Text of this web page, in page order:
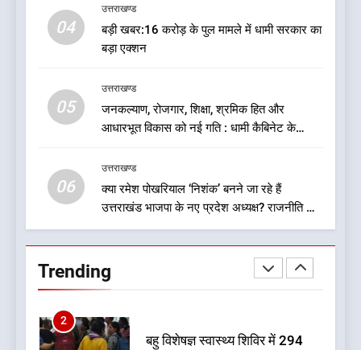
04
उत्तराखण्ड
बड़ी खबर:16 करोड़ के पुल मामले में धामी सरकार का
बड़ा एक्शन
05
उत्तराखण्ड
जनकल्याण, रोजगार, शिक्षा, श्रमिक हित और
आधारभूत विकास को नई गति : धामी कैबिनेट के
06
उत्तराखण्ड
क्या रमेश पोखरियाल ‘निशंक’ बनने जा रहे हैं
उत्तराखंड भाजपा के नए प्रदेश अध्यक्ष? राजनीति के
गलियारों में सुगबुगाहट तेज
Trending
कृष्णा हाउसकीपिंग के मालिक दीपक
जायसवाल विनोद नौटियाल आदि पर
1
मुख्यमंत्री ने उत्तराखण्ड क्षत्रिय
विमोचन
मरीजों की हुई निशुल्क जांच
3
यंग उत्तराखंड सिने अवार्ड्स 2026: